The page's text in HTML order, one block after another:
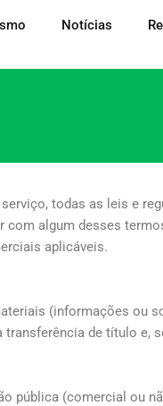
Notícias
todas as leis e
algum desses
aplicáveis.
(informações ou
de título e,
pública (comercial ou